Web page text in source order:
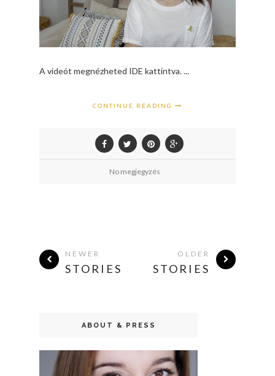
A videót megnézheted IDE kattintva. ...
CONTINUE READING
No megjegyzés
NEWER
STORIES
OLDER
STORIES
ABOUT & PRESS